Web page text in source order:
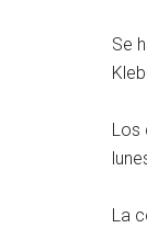
Se
Los
La